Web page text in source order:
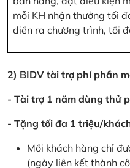
mỗi KH nhận thưởng tối
diễn ra chương trình, tối
2) BIDV tài trợ phí phần
- Tài trợ 1 năm dùng thử
- Tặng tối đa 1 triệu/
Mỗi khách hàng chỉ
(ngày liên kết thành